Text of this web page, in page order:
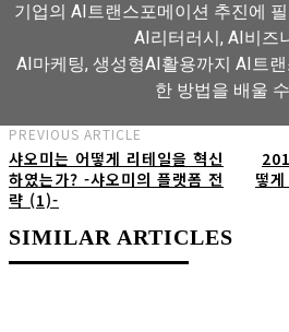
기업의 AI트랜스포메이션 추진에
AI리터러시, AI비즈
AI마케팅, 생성형AI활용까지 AI트
한 방법을 배울
AI트랜스포메이션 아카데
PREVIOUS ARTICLE
샤오미는 어떻게 리테일을 혁신
하였는가? -샤오미의 플랫폼 전
략 (1)-
떻
SIMILAR ARTICLES